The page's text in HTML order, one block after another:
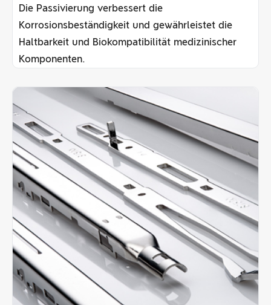
Die Passivierung verbessert die
Korrosionsbeständigkeit und gewährleistet die
Haltbarkeit und Biokompatibilität medizinischer
Komponenten.